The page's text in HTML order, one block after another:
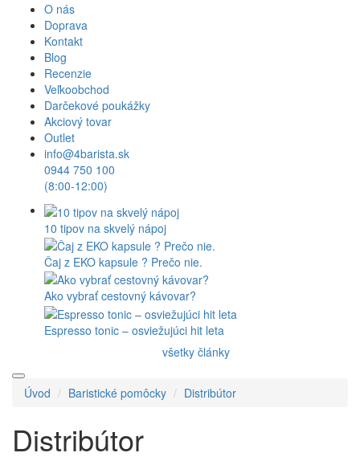
O nás
Doprava
Kontakt
Blog
Recenzie
Veľkoobchod
Darčekové poukážky
Akciový tovar
Outlet
info@4barista.sk
0944 750 100
(8:00-12:00)
10 tipov na skvelý nápoj
Čaj z EKO kapsule ? Prečo nie.
Ako vybrať cestovný kávovar?
Espresso tonic – osviežujúci hit leta
všetky články
Úvod Baristické pomôcky Distribútor
Distribútor